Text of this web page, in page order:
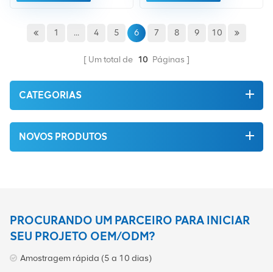
e LTE.
mercado verde do mais alta
ambiental. Tudo isso é
fornecido ao melhor preço
possível.
1 ... 4 5 6 7 8 9 10
Um total de 10 Páginas
CATEGORIAS
NOVOS PRODUTOS
PROCURANDO UM PARCEIRO PARA INICIAR
SEU PROJETO OEM/ODM?
Amostragem rápida (5 a 10 dias)